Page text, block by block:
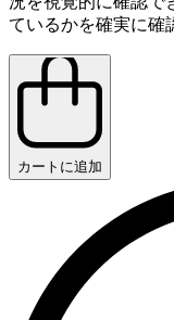
ているかを確実に確
カートに追加